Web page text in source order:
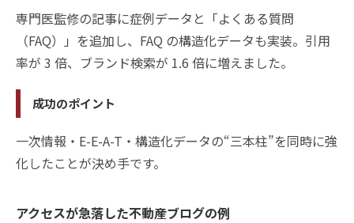
専門医監修の記事に症例データと「よくある質問
（FAQ）」を追加し、FAQ の構造化データも実装。引用
率が 3 倍、ブランド検索が 1.6 倍に増えました。
成功のポイント
一次情報・E-E-A-T・構造化データの“三本柱”を同時に強
化したことが決め手です。
アクセスが急落した不動産ブログの例